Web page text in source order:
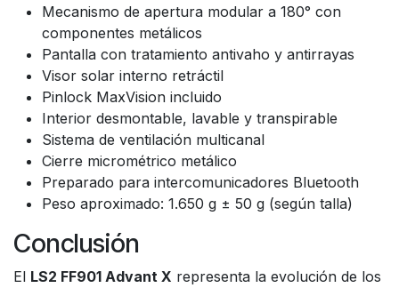
Mecanismo de apertura modular a 180° con
componentes metálicos
Pantalla con tratamiento antivaho y antirrayas
Visor solar interno retráctil
Pinlock MaxVision incluido
Interior desmontable, lavable y transpirable
Sistema de ventilación multicanal
Cierre micrométrico metálico
Preparado para intercomunicadores Bluetooth
Peso aproximado: 1.650 g ± 50 g (según talla)
Conclusión
El LS2 FF901 Advant X representa la evolución de los